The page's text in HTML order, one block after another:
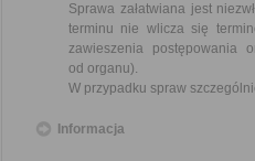
Sprawa załatwiana jest
terminu nie wlicza się
zawieszenia postępowania
od organu).
W przypadku spraw
Informacja